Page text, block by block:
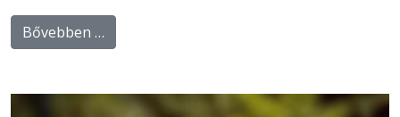
Bővebben …